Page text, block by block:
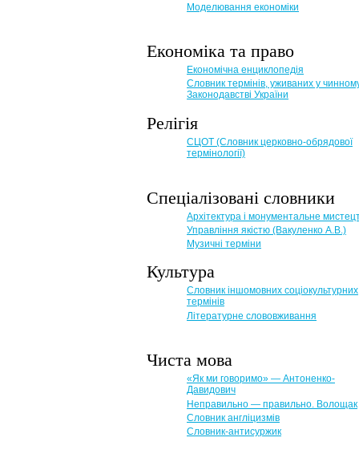
Моделювання економіки
Економіка та право
Eкономічна енциклопедія
Словник термінів, уживаних у
Законодавстві України
Релігія
СЦОТ (Словник церковно-обрядової
термінології)
Спеціалізовані словники
Архітектура і монументальне
Управління якістю (Вакуленко А.В.)
Музичні терміни
Культура
Словник іншомовних соціокультурних
термінів
Літературне слововживання
Чиста мова
«Як ми говоримо» — Антоненко-
Давидович
Неправильно — правильно. Волощак
Словник англіцизмів
Словник-антисуржик